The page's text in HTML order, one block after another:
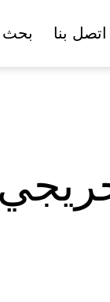
اتصل بنا بحث